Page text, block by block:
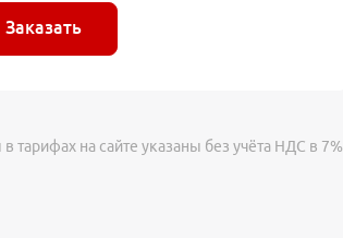
Заказать
тарифах на сайте указаны без учёта НДС в 7%